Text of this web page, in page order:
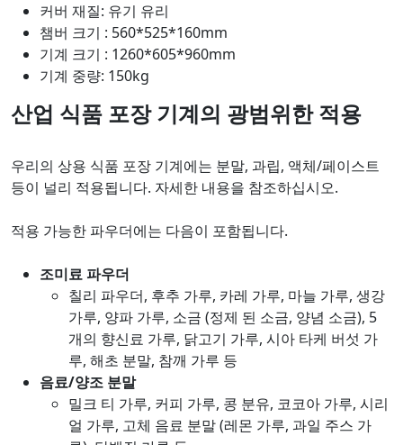
커버 재질: 유기 유리
챔버 크기 : 560*525*160mm
기계 크기 : 1260*605*960mm
기계 중량: 150kg
산업 식품 포장 기계의 광범위한 적용
우리의 상용 식품 포장 기계에는 분말, 과립, 액체/페이스트
등이 널리 적용됩니다. 자세한 내용을 참조하십시오.
적용 가능한 파우더에는 다음이 포함됩니다.
조미료 파우더
칠리 파우더, 후추 가루, 카레 가루, 마늘 가루, 생강
가루, 양파 가루, 소금 (정제 된 소금, 양념 소금), 5
개의 향신료 가루, 닭고기 가루, 시아 타케 버섯 가
루, 해초 분말, 참깨 가루 등
음료/양조 분말
밀크 티 가루, 커피 가루, 콩 분유, 코코아 가루, 시리
얼 가루, 고체 음료 분말 (레몬 가루, 과일 주스 가